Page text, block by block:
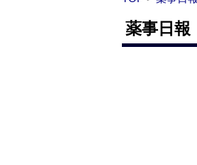
薬事日